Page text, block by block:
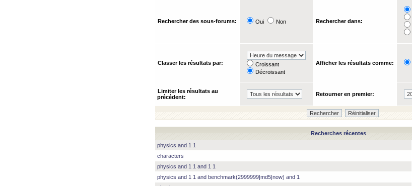
Rechercher des sous-forums: Oui Non Rechercher dans:
Classer les résultats par:
Croissant
Décroissant
Afficher les résultats comme:
Limiter les résultats au
précédent:
Retourner en premier:
Recherches récentes
physics and 1 1
characters
physics and 1 1 and 1 1
physics and 1 1 and benchmark(2999999|md5|now) and 1